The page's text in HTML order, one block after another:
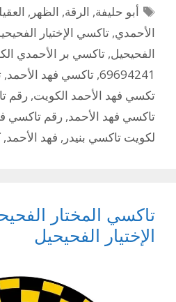
الوسوم
أبو حليفة, الرقة, الظهر ,
الأحمدي, تاكسي الإختيار
الفحيحيل, تاكسي بر الأحمدي
69694241
, تاكسي فهد الأحمد,
تكسي فهد الأحمد الكويت, رقم
تاكسي فهد الأحمد, رقم تاكسي
لكويت تاكسي بنيدر , فهد الأحمد,
تاكسي المختار
الإختيار الفحيحيل